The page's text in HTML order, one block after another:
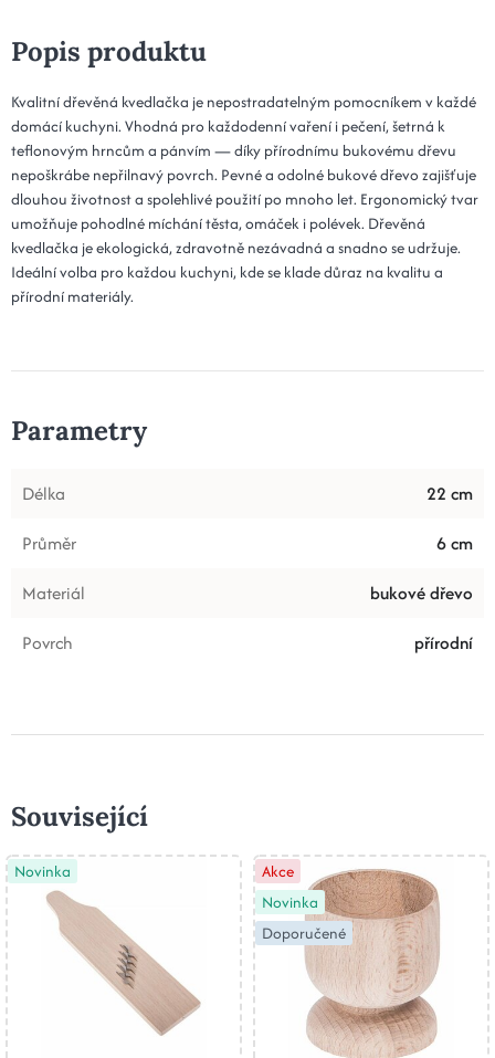
Popis produktu
Kvalitní dřevěná kvedlačka je nepostradatelným pomocníkem v každé
domácí kuchyni. Vhodná pro každodenní vaření i pečení, šetrná k
teflonovým hrncům a pánvím — díky přírodnímu bukovému dřevu
nepoškrábe nepřilnavý povrch. Pevné a odolné bukové dřevo zajišťuje
dlouhou životnost a spolehlivé použití po mnoho let. Ergonomický tvar
umožňuje pohodlné míchání těsta, omáček i polévek. Dřevěná
kvedlačka je ekologická, zdravotně nezávadná a snadno se udržuje.
Ideální volba pro každou kuchyni, kde se klade důraz na kvalitu a
přírodní materiály.
Parametry
Délka
22 cm
Průměr
6 cm
Materiál
bukové dřevo
Povrch
přírodní
Související
Novinka
Akce
Novinka
Doporučené